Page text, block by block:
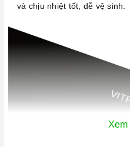
và chịu nhiệt tốt, dễ vệ sinh.
Xem